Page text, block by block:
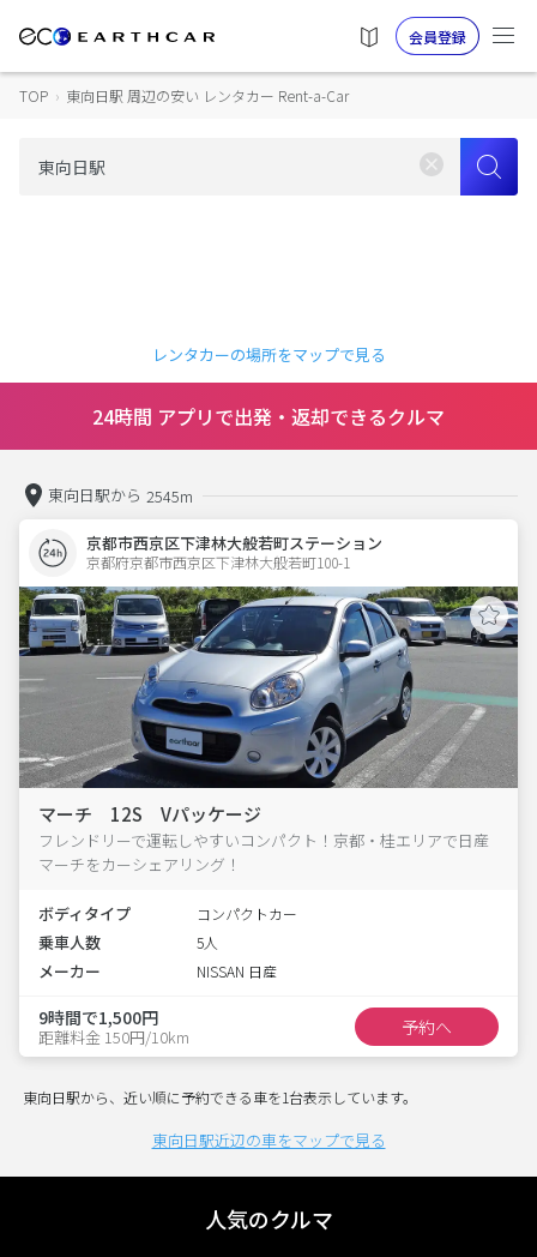
会員登録
TOP › 東向日駅 周辺の安い レンタカー Rent-a-Car
レンタカーの場所をマップで見る
24時間 アプリで出発・返却できるクルマ
東向日駅から 2545m
京都市西京区下津林大般若町ステーション
京都府京都市西京区下津林大般若町100-1
マーチ 12S Vパッケージ
フレンドリーで運転しやすいコンパクト！京都・桂エリアで日産
マーチをカーシェアリング！
ボディタイプ コンパクトカー
乗車人数 5人
メーカー NISSAN 日産
9時間で1,500円
距離料金 150円/10km 予約へ
東向日駅から、近い順に予約できる車を1台表示しています。
東向日駅近辺の車をマップで見る
人気のクルマ